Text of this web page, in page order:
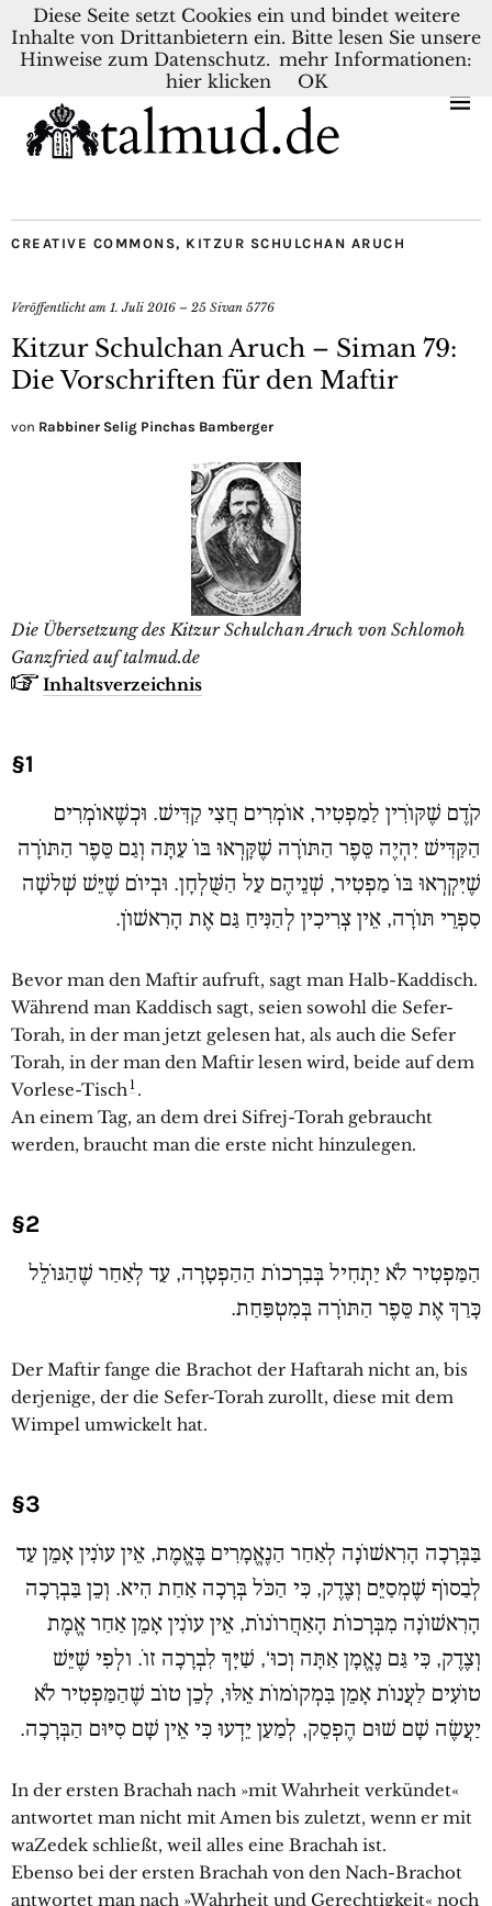
KONTAKT BLOG DEUTSCH NEDERLANDS
CREATIVE COMMONS, KITZUR SCHULCHAN ARUCH
Veröffentlicht am 1. Juli 2016 – 25 Sivan 5776
Kitzur Schulchan Aruch – Siman 79:
Die Vorschriften für den Maftir
von Rabbiner Selig Pinchas Bamberger
Die Übersetzung des Kitzur Schulchan Aruch von Schlomoh
Ganzfried auf talmud.de
Inhaltsverzeichnis
§1
קֹדֶם שֶׁקּוֹרִין לַמַפְטִיר, אוֹמְרִים חֲצִי קַדִּישׁ. וּכְשֶׁאוֹמְרִים
הַקַּדִּישׁ יִהְיֶה סֵּפֶר הַתּוֹרָה שֶׁקָּרְאוּ בּוֹ עַתָּה וְגַם סֵּפֶר הַתּוֹרָה
שֶׁיִּקְרְאוּ בּוֹ מַפְטִיר, שְׁנֵיהֶם עַל הַשֻּׁלְחָן. וּבְיוֹם שֶׁיֵּשׁ שְׁלשָׁה
סִפְרֵי תּוֹרָה, אֵין צְרִיכִין לְהַנִּיחַ גַּם אֶת הָרִאשׁוֹן.
Bevor man den Maftir aufruft, sagt man Halb-Kaddisch.
Während man Kaddisch sagt, seien sowohl die Sefer-
Torah, in der man jetzt gelesen hat, als auch die Sefer
Torah, in der man den Maftir lesen wird, beide auf dem
Vorlese-Tisch 1 .
An einem Tag, an dem drei Sifrej-Torah gebraucht
werden, braucht man die erste nicht hinzulegen.
§2
הַמַּפְטִיר לֹא יַתְחִיל בְּבִרְכוֹת הַהַפְטָרָה, עַד לְאַחַר שֶׁהַגּוֹלֵל
כָּרַךְ אֶת סֵּפֶר הַתּוֹרָה בְּמִטְפַּחַת.
Der Maftir fange die Brachot der Haftarah nicht an, bis
derjenige, der die Sefer-Torah zurollt, diese mit dem
Wimpel umwickelt hat.
§3
בַּבְּרָכָה הָרִאשׁוֹנָה לְאַחַר הַנֶאֱמָרִים בֶּאֱמֶת, אֵין עוֹנִין אָמֵן עַד
לְבַסוֹף שֶׁמְסַיֵּם וְצֶדֶק, כִּי הַכֹּל בְּרָכָה אַחַת הִיא. וְכֵן בַּבְרָכָה
הָרִאשׁוֹנָה מִבְּרָכוֹת הָאַחֲרוֹנוֹת, אֵין עוֹנִין אָמֵן אַחַר אֱמֶת
וְצֶדֶק, כִּי גַּם נֶאֱמָן אַתָּה וְכוּ‘, שַׁיָּךְ לִבְרָכָה זוֹ. ולְפִי שֶׁיֵּשׁ
טוֹעִים לַעֲנוֹת אָמֵן בִּמְקוֹמוֹת אֵלּוּ, לָכֵן טוֹב שֶׁהַמַּפְטִיר לֹא
יַעֲשֶׂה שָׁם שׁוּם הֶפְסֵק, לְמַעַן יֵדְעוּ כִּי אֵין שָׁם סִיּוּם הַבְּרָכָה.
In der ersten Brachah nach »mit Wahrheit verkündet«
antwortet man nicht mit Amen bis zuletzt, wenn er mit
waZedek schließt, weil alles eine Brachah ist.
Ebenso bei der ersten Brachah von den Nach-Brachot
antwortet man nach »Wahrheit und Gerechtigkeit« noch
Diese Seite setzt Cookies ein und bindet weitere
Inhalte von Drittanbietern ein. Bitte lesen Sie unsere
Hinweise zum Datenschutz. mehr Informationen:
hier klicken
OK